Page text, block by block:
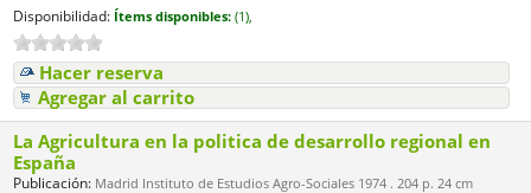
Disponibilidad: Ítems disponibles: (1),
Hacer reserva
Agregar al carrito
La Agricultura en la politica de desarrollo regional en
España
Publicación: Madrid Instituto de Estudios Agro-Sociales 1974 . 204 p. 24 cm